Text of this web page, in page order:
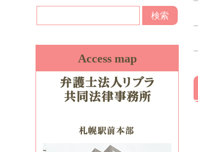
Access map